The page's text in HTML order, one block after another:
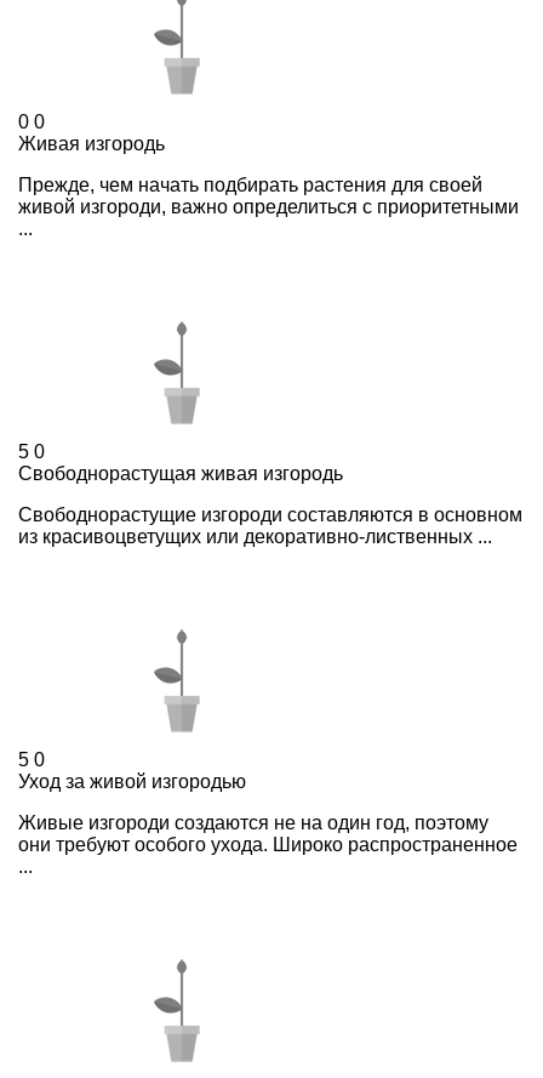
0 0
Живая изгородь
Прежде, чем начать подбирать растения для своей
живой изгороди, важно определиться с приоритетными
...
5 0
Свободнорастущая живая изгородь
Свободнорастущие изгороди составляются в основном
из красивоцветущих или декоративно-лиственных ...
5 0
Уход за живой изгородью
Живые изгороди создаются не на один год, поэтому
они требуют особого ухода. Широко распространенное
...